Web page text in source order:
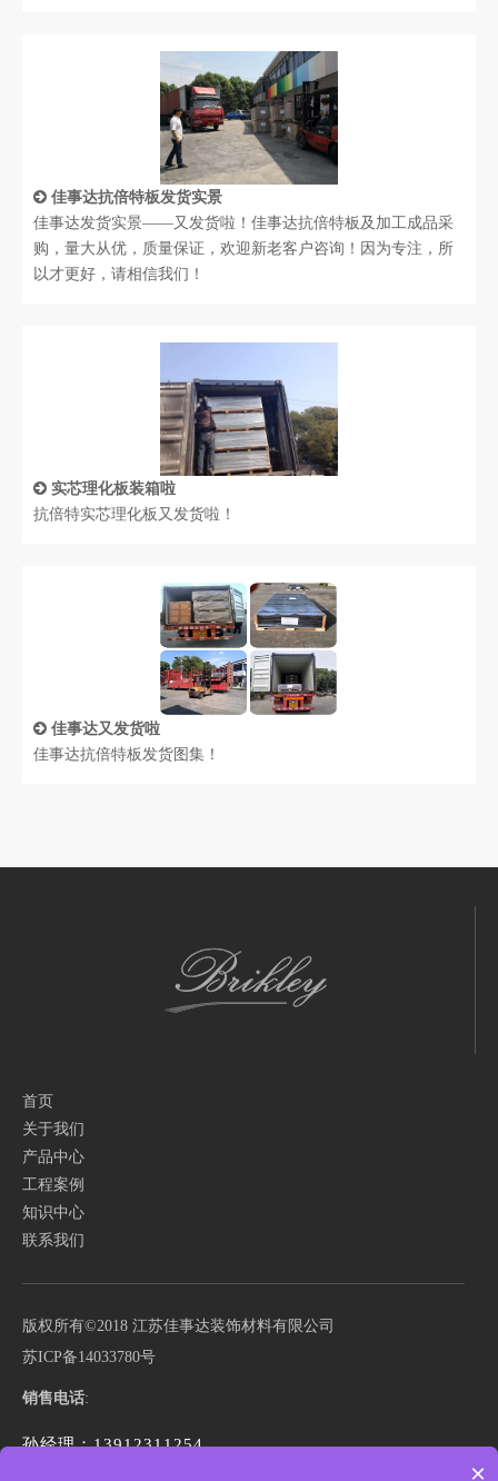
佳事达抗倍特板发货实景
佳事达发货实景——又发货啦！佳事达抗倍特板及加工成品采
购，量大从优，质量保证，欢迎新老客户咨询！因为专注，所
以才更好，请相信我们！
实芯理化板装箱啦
抗倍特实芯理化板又发货啦！
佳事达又发货啦
佳事达抗倍特板发货图集！
首页
关于我们
产品中心
工程案例
知识中心
联系我们
版权所有©️2018 江苏佳事达装饰材料有限公司
苏ICP备14033780号
销售电话:
孙经理：13912311254
×